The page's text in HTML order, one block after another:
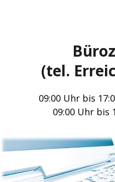
(tel.
09:00 Uhr bis
09:00 Uhr bis